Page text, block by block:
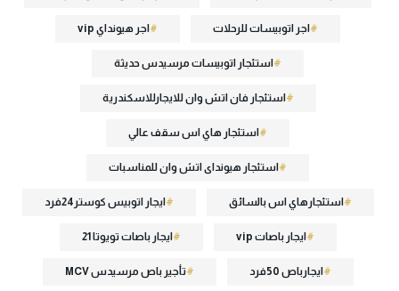
اجر اتوبيسات للرحلات اجر هيونداي vip
استئجار اتوبيسات مرسيدس حديثة
استئجار فان اتش وان للايجارللاسكندرية
استئجار هاي اس سقف عالي
استئجار هيونداى اتش وان للمناسبات
استئجارهاي اس بالسائق ايجار اتوبيس كوستر24فرد
ايجار باصات vip ايجار باصات تويوتا 21
ايجارباص 50فرد تأجير باص مرسيدس MCV